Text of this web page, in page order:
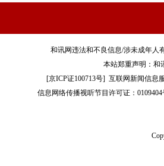
和讯网违法和不良信息/涉未成年人
本站郑重声明：和
[京ICP证100713号]互联网新闻信息
信息网络传播视听节目许可证：0109404